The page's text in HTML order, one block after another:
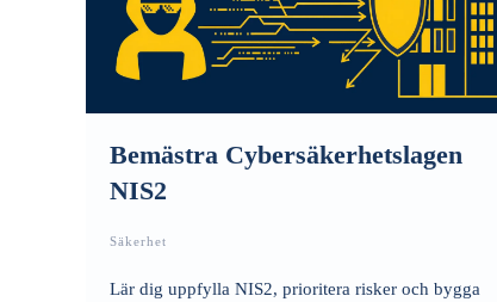
Bemästra Cybersäkerhetslagen
NIS2
Säkerhet
Lär dig uppfylla NIS2, prioritera risker och bygga